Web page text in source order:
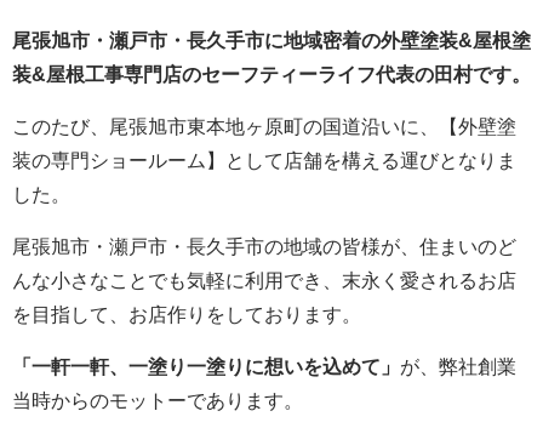
尾張旭市・瀬戸市・長久手市に地域密着の外壁塗装&屋根塗
装&屋根工事専門店のセーフティーライフ代表の田村です。
このたび、尾張旭市東本地ヶ原町の国道沿いに、【外壁塗
装の専門ショールーム】として店舗を構える運びとなりま
した。
尾張旭市・瀬戸市・長久手市の地域の皆様が、住まいのど
んな小さなことでも気軽に利用でき、末永く愛されるお店
を目指して、お店作りをしております。
「一軒一軒、一塗り一塗りに想いを込めて」 が、弊社創業
当時からのモットーであります。